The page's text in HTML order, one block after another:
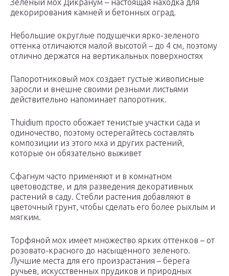
Зеленый мох Дикранум – настоящая находка для
декорирования камней и бетонных оград.
Небольшие округлые подушечки ярко-зеленого
оттенка отличаются малой высотой – до 4 см, поэтому
отлично держатся на вертикальных поверхностях
Папоротниковый мох создает густые живописные
заросли и внешне своими резными листьями
действительно напоминает папоротник.
Thuidium просто обожает тенистые участки сада и
одиночество, поэтому остерегайтесь составлять
композиции из этого мха и других растений,
которые он обязательно выживет
Сфагнум часто применяют и в комнатном
цветоводстве, и для разведения декоративных
растений в саду. Стебли растения добавляют в
цветочный грунт, чтобы сделать его более рыхлым и
мягким.
Торфяной мох имеет множество ярких оттенков – от
розовато-красного до насыщенного зеленого.
Лучшие места для его произрастания – берега
ручьев, искусственных прудиков и природных